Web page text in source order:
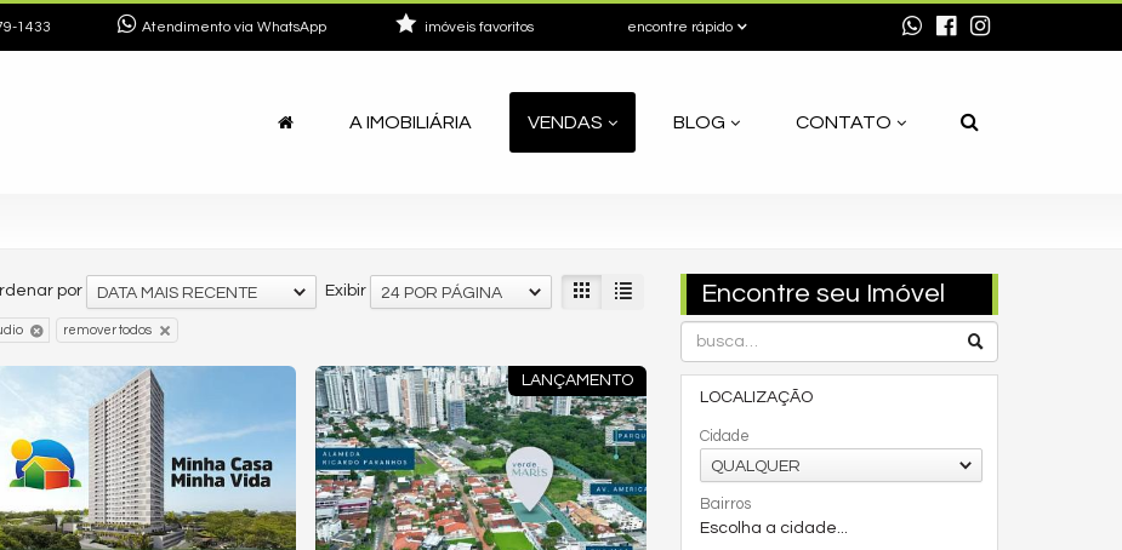
1433 Atendimento via WhatsApp encontre rápido
imóveis favoritos
A IMOBILIÁRIA VENDAS BLOG CONTATO
Encontre seu Imóvel
LOCALIZAÇÃO
Cidade
QUALQUER
Bairros
Escolha a cidade...
Exibir 24 POR PÁGINA
por DATA MAIS RECENTE
remover todos
LANÇAMENTO